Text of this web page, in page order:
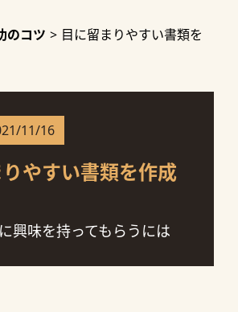
のコツ > 目に留まりやすい書類を
11/16
やすい書類を作成
興味を持ってもらうには